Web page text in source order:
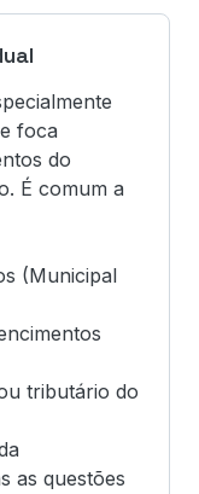
foca
do
É comum a
(Municipal
tributário do
as questões